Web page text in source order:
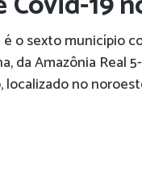
o sexto município
da Amazônia Real
no